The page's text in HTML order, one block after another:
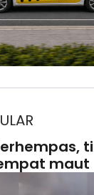
2026
maut